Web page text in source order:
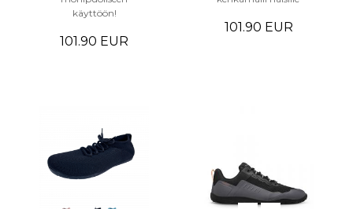
käyttöön!
101.90 EUR
101.90 EUR